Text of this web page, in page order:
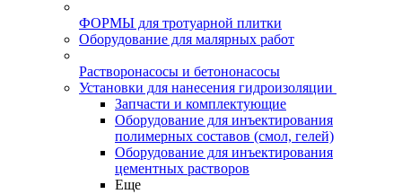
ФОРМЫ для тротуарной плитки
Оборудование для малярных работ
Растворонасосы и бетононасосы
Установки для нанесения гидроизоляции
Запчасти и комплектующие
Оборудование для инъектирования
полимерных составов (смол, гелей)
Оборудование для инъектирования
цементных растворов
Еще